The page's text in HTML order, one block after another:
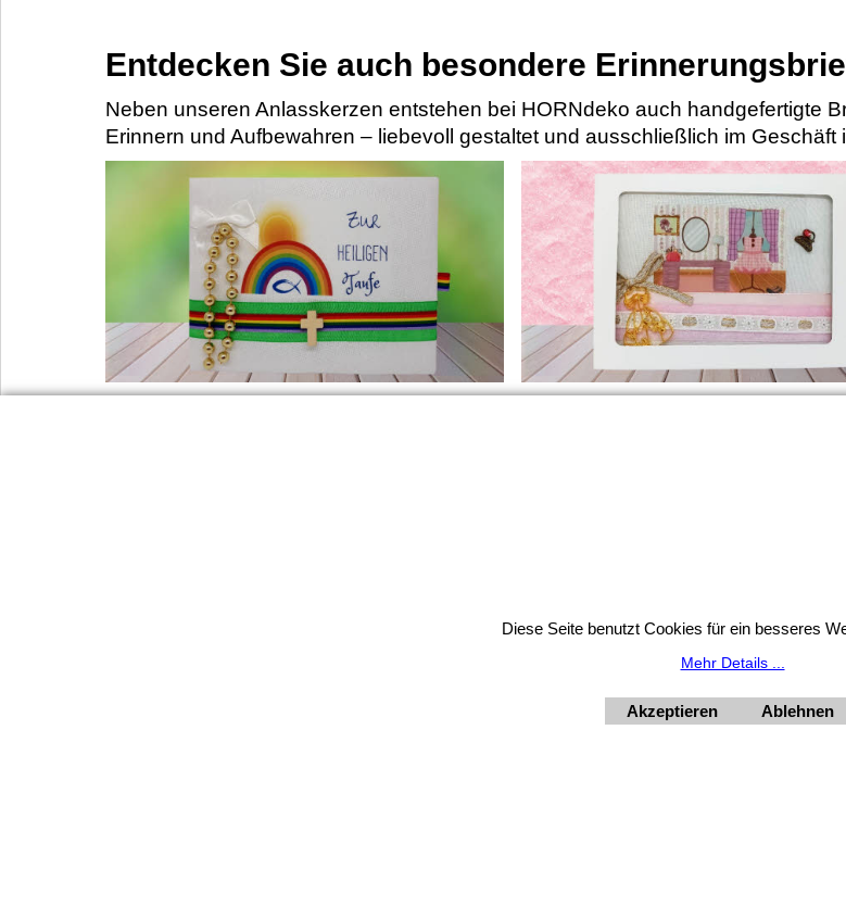
Entdecken Sie auch besondere
Neben unseren Anlasskerzen entstehen bei HORNdeko auch handgefertigte
Erinnern und Aufbewahren – liebevoll gestaltet und ausschließlich im Geschäft
Dienstag - Freitag 10 - 18 Uhr, Samstag 9 - 12 Uhr.
+4369910554131
Diese Seite benutzt Cookies für ein besseres
Mehr Details ...
Akzeptieren Ablehnen